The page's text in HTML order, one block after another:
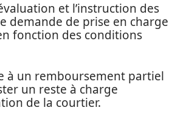
et l’instruction des
demande de prise en charge
fonction des conditions
à un remboursement partiel
un reste à charge
de la courtier.